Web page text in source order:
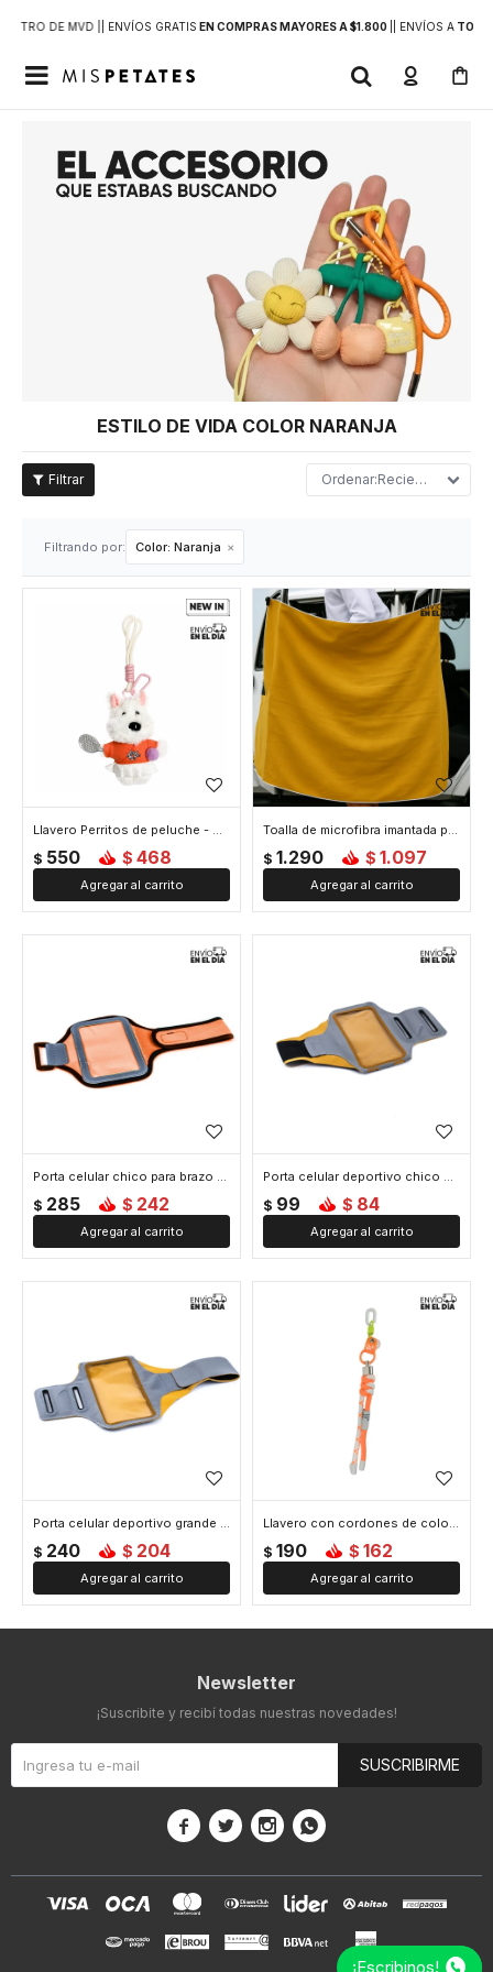
DE MVD | | ENVÍOS GRATIS EN COMPRAS MAYORES A $1.800 | ENVÍOS ATODO

ESTILO DE VIDA COLOR NARANJA
Recientes
Filtrando por: Color: Naranja
Llavero Perritos de peluche - Naranja
$ 550 $ 468
Toalla de microfibra imantada para playa o picnic - Naranja
$ 1.290 $ 1.097
Porta celular chico para brazo - Naranja
$ 285 $ 242
Porta celular deportivo chico para brazo - Naranja
$ 99 $ 84
Porta celular deportivo grande para brazo - Naranja
$ 240 $ 204
Llavero con cordones de colores - Naranja
$ 190 $ 162
Newsletter
¡Suscribite y recibí todas nuestras novedades!
SUSCRIBIRME
   
¡Escribinos!